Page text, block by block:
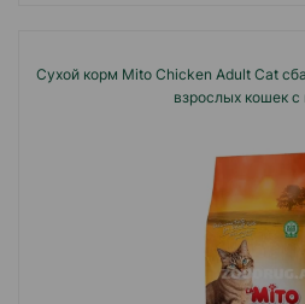
Сухой корм Mito Chicken Adult Cat
взрослых кошек с